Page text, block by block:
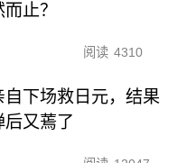
止？
阅读 4310
自下场救日元，结果
后又蔫了